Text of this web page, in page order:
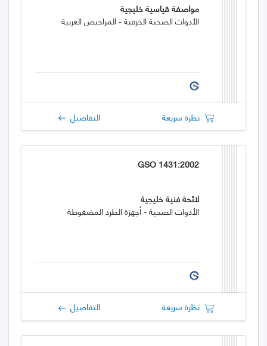
مواصفة قياسية خليجية
الأدوات الصحية الخزفية - المراحيض الغربية
نظرة سريعة التفاصيل
GSO 1431:2002
لائحة فنية خليجية
الأدوات الصحية - أجهزة الطرد المضغوطة
نظرة سريعة التفاصيل